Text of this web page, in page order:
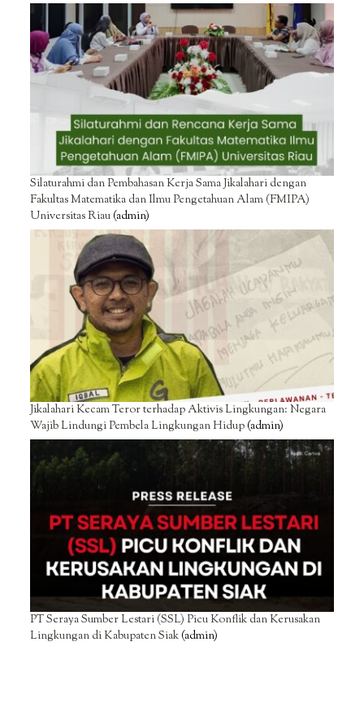
Silaturahmi dan Pembahasan Kerja Sama Jikalahari dengan
Fakultas Matematika dan Ilmu Pengetahuan Alam (FMIPA)
Universitas Riau(admin)
Jikalahari Kecam Teror terhadap Aktivis Lingkungan: Negara
Wajib Lindungi Pembela Lingkungan Hidup(admin)
PT Seraya Sumber Lestari (SSL) Picu Konflik dan Kerusakan
Lingkungan di Kabupaten Siak(admin)